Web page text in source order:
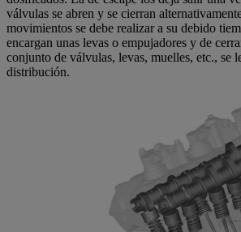
válvulas se abren y se cierran
movimientos se debe realizar a su debido
encargan unas levas o empujadores y de
conjunto de válvulas, levas, muelles, etc., se
distribución.